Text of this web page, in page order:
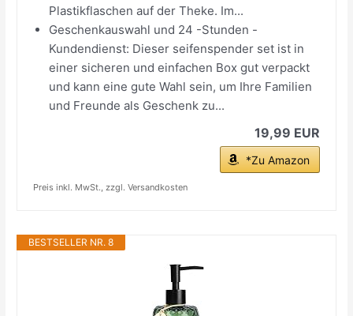
Plastikflaschen auf der Theke. Im...
Geschenkauswahl und 24 -Stunden -
Kundendienst: Dieser seifenspender set ist in
einer sicheren und einfachen Box gut verpackt
und kann eine gute Wahl sein, um Ihre Familien
und Freunde als Geschenk zu...
19,99 EUR
*Zu Amazon
Preis inkl. MwSt., zzgl. Versandkosten
BESTSELLER NR. 8